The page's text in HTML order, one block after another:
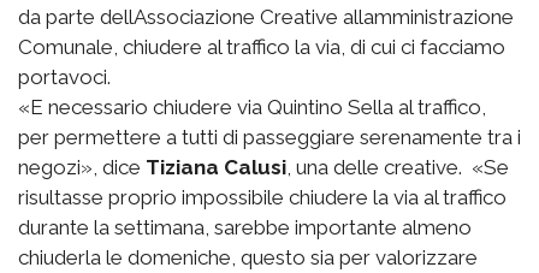
da parte dellAssociazione Creative allamministrazione
Comunale, chiudere al traffico la via, di cui ci facciamo
portavoci.
«E necessario chiudere via Quintino Sella al traffico,
per permettere a tutti di passeggiare serenamente tra i
negozi», dice Tiziana Calusi , una delle creative. «Se
risultasse proprio impossibile chiudere la via al traffico
durante la settimana, sarebbe importante almeno
chiuderla le domeniche, questo sia per valorizzare